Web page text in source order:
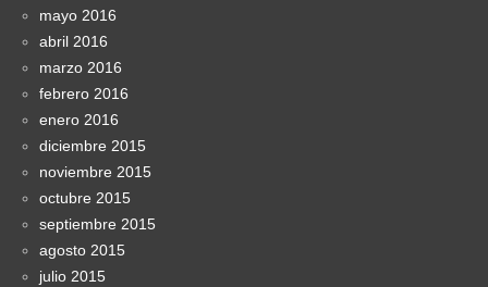
mayo 2016
abril 2016
marzo 2016
febrero 2016
enero 2016
diciembre 2015
noviembre 2015
octubre 2015
septiembre 2015
agosto 2015
julio 2015